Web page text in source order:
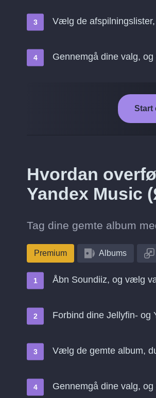
Vælg de
Gennemgå dine valg,
Start
Hvordan
Yandex Music
Tag dine gemte album
Premium Albums
Åbn Soundiiz, og vælg
Forbind dine Jellyfin- og
Vælg de gemte album,
Gennemgå dine valg,